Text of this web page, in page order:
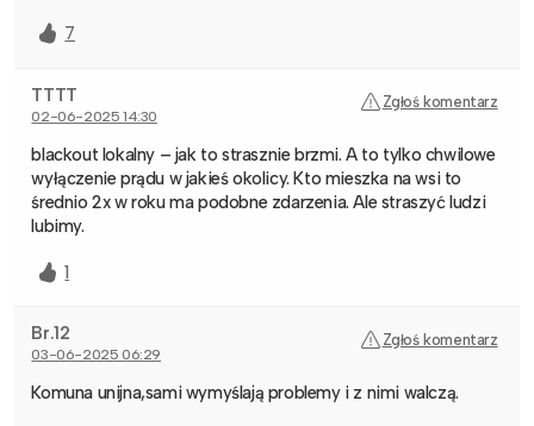
7
TTTT
02-06-2025 14:30
Zgłoś komentarz
blackout lokalny – jak to strasznie brzmi. A to tylko chwilowe
wyłączenie prądu w jakieś okolicy. Kto mieszka na wsi to
średnio 2x w roku ma podobne zdarzenia. Ale straszyć ludzi
lubimy.
1
Br.12
03-06-2025 06:29
Zgłoś komentarz
Komuna unijna,sami wymyślają problemy i z nimi walczą.